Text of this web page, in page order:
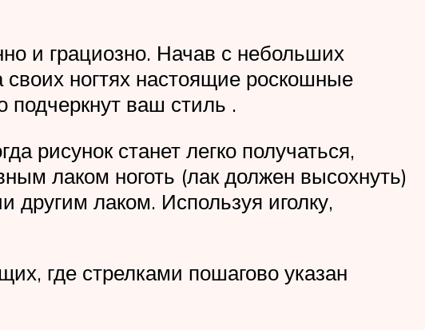
и грациозно. Начав с небольших
ногтях настоящие роскошные
подчеркнут ваш стиль .
рисунок станет легко получаться,
лаком ноготь (лак должен высохнуть)
другим лаком. Используя иголку,
где стрелками пошагово указан